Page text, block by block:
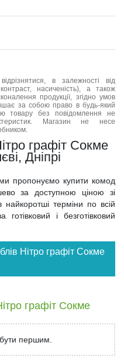
в залежності від
насиченість), а також
продукції, згідно умов
за собою право в будь-який
товару без повідомлення не
Магазин не несе
графіт Сокме
Дніпрі
пропонуємо купити комод
за доступною ціною зі
терміни по всій
і безготівковий
Нітро графіт Сокме
графіт Сокме
першим.